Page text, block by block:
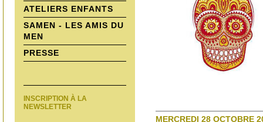
ATELIERS ENFANTS
SAMEN - LES AMIS DU
MEN
PRESSE
INSCRIPTION À LA
NEWSLETTER
MERCREDI 28 OCTOBRE